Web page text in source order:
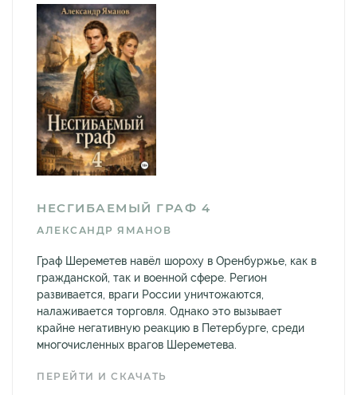
НЕСГИБАЕМЫЙ ГРАФ 4
АЛЕКСАНДР ЯМАНОВ
Граф Шереметев навёл шороху в Оренбуржье, как в
гражданской, так и военной сфере. Регион
развивается, враги России уничтожаются,
налаживается торговля. Однако это вызывает
крайне негативную реакцию в Петербурге, среди
многочисленных врагов Шереметева.
ПЕРЕЙТИ И СКАЧАТЬ